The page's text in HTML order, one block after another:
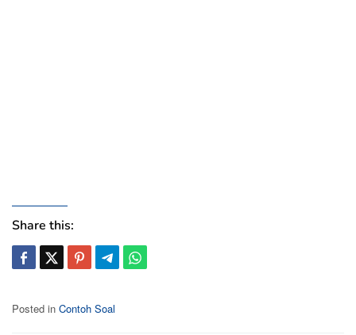
Share this:
Posted in Contoh Soal